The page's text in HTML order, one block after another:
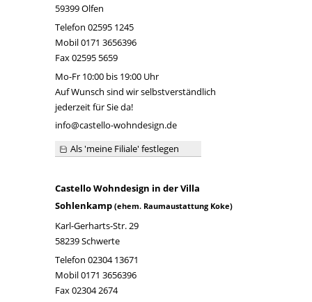
59399 Olfen
Telefon 02595 1245
Mobil0171 3656396
Fax 02595 5659
Mo-Fr 10:00 bis 19:00 Uhr
Auf Wunsch sind wir selbstverständlich
jederzeit für Sie da!
info@castello-wohndesign.de
Als 'meine Filiale' festlegen
Castello Wohndesign in der Villa
Sohlenkamp (ehem. Raumaustattung Koke)
Karl-Gerharts-Str. 29
58239 Schwerte
Telefon 02304 13671
Mobil0171 3656396
Fax 02304 2674